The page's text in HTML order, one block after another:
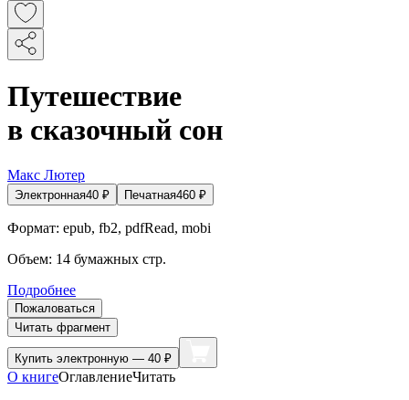
Путешествие
в сказочный сон
Макс Лютер
Электронная40 ₽ Печатная460 ₽
Формат: epub, fb2, pdfRead, mobi
Объем: 14 бумажных стр.
Подробнее
Пожаловаться
Читать фрагмент
Купить электронную — 40 ₽
О книгеОглавлениеЧитать